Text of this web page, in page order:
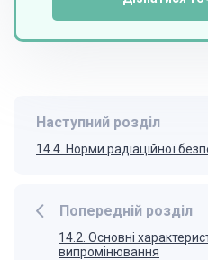
Попередній розділ
14.2. Основні
випромінювання
Наступний розділ
14.4. Норми радіаційної